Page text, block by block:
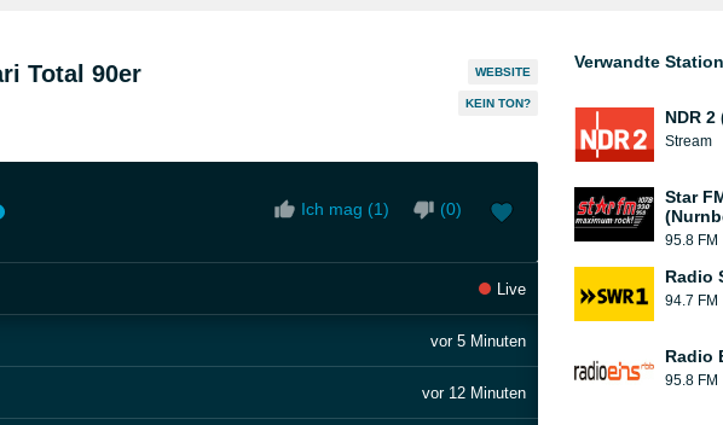
Total 90er WEBSITE
KEIN TON?
Ich mag (1) (0)
Live
vor 5 Minuten
vor 12 Minuten
Verwandte
NDR 2
Stream
Star
95.8 FM
Radio
94.7 FM
Radio
95.8 FM